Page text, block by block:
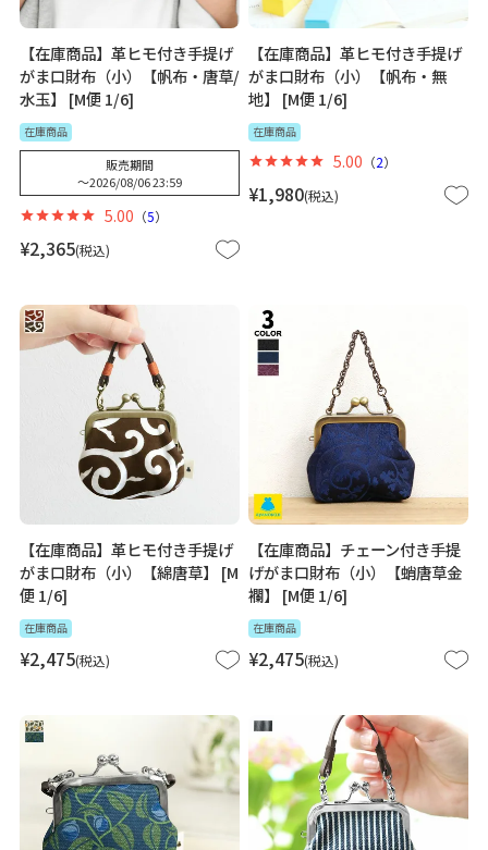
【在庫商品】革ヒモ付き手提げ
がま口財布（小）【帆布・唐草/
水玉】 [M便 1/6]
在庫商品
¥2,365 税込
販売期間
〜2026/08/06 23:59
5.00 （5）
【在庫商品】革ヒモ付き手提げ
がま口財布（小）【帆布・無
地】 [M便 1/6]
在庫商品
¥1,980 税込
5.00 （2）
【在庫商品】革ヒモ付き手提げ
がま口財布（小）【綿唐草】 [M
便 1/6]
在庫商品
¥2,475 税込
【在庫商品】チェーン付き手提
げがま口財布（小）【蛸唐草金
襴】 [M便 1/6]
在庫商品
¥2,475 税込